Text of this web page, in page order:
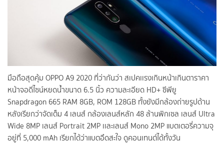
มือถือสุดคุ้ม OPPO A9 2020 ที่ว่ากันว่า สเปคเเรงเกินหน้าเกินตาราคา
หน้าจอดีไซน์หยดน้ำขนาด 6.5 นิ้ว ความละเอียด HD+ ซีพียู
Snapdragon 665 RAM 8GB, ROM 128GB ทั้งยังมีกล้องถ่ายรูปด้าน
หลังเรียกว่าจัดเต็ม 4 เลนส์ กล้องเลนส์หลัก 48 ล้านพิกเซล เลนส์ Ultra
Wide 8MP เลนส์ Portrait 2MP เเละเลนส์ Mono 2MP แบตเตอรี่ความจุ
อยู่ที่ 5,000 mAh เรียกได้ว่าแบตอึดสะใจ ดูคอนเทนต์ได้ทั้งวัน